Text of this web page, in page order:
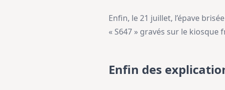
Enfin, le 21 juillet, l’épave
« S647 » gravés sur le kiosque
Enfin des